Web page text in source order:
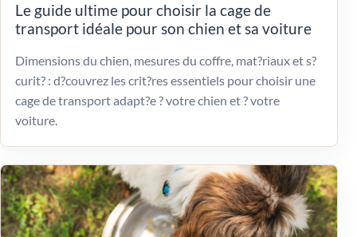
Le guide ultime pour choisir la cage de
transport idéale pour son chien et sa voiture
Dimensions du chien, mesures du coffre, mat?riaux et s?
curit? : d?couvrez les crit?res essentiels pour choisir une
cage de transport adapt?e ? votre chien et ? votre
voiture.